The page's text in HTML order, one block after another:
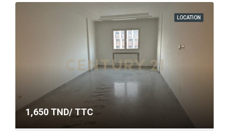
LOCATION
1,650 TND/ TTC